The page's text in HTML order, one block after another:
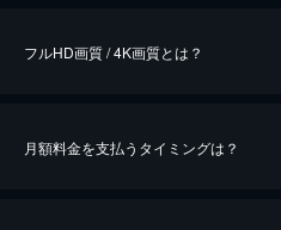
※40％ポイント還元の対象は、クレジットカー
フルHD画質 / 4K画質とは？
月額料金を支払うタイミングは？